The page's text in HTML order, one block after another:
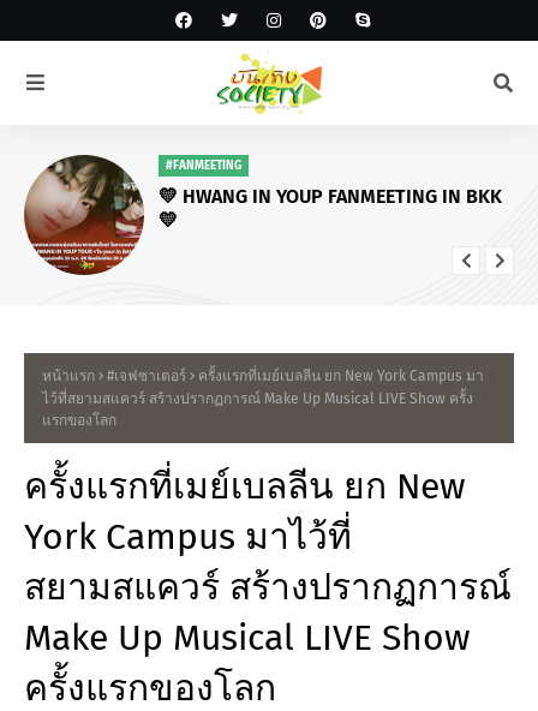
#โหนกระแส
ครอบครัวเผยติดใจสาเหตุ “ฮลุน โซโล่” เสีย
ชีวิต - ลุยนำร่างกลับไทย พบทำประกัน
หน้าแรก #เจฟซาเตอร์
ครั้งแรกที่เมย์เบลลีน ยก New York Campus มา
ไว้ที่สยามสแควร์ สร้างปรากฏการณ์ Make Up Musical LIVE Show ครั้ง
แรกของโลก
ครั้งแรกที่เมย์เบลลีน ยก New
York Campus มาไว้ที่
สยามสแควร์ สร้างปรากฏการณ์
Make Up Musical LIVE Show
ครั้งแรกของโลก